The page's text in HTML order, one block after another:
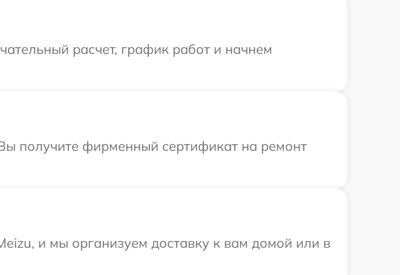
расчет, график работ и начнем
получите фирменный сертификат на ремонт
и мы организуем доставку к вам домой или в